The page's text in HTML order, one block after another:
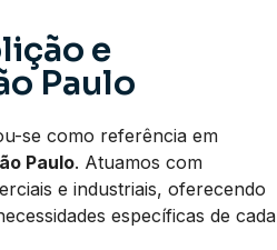
e
Paulo
se como referência em
Paulo. Atuamos com
e industriais, oferecendo
específicas de cada